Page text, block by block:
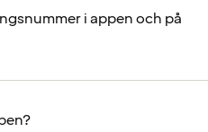
i appen och på